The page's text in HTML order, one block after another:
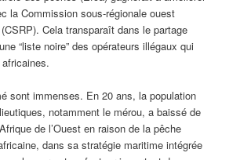
la Commission sous-régionale ouest
Cela transparaît dans le partage
“liste noire” des opérateurs illégaux qui
sont immenses. En 20 ans, la population
notamment le mérou, a baissé de
de l’Ouest en raison de la pêche
dans sa stratégie maritime intégrée